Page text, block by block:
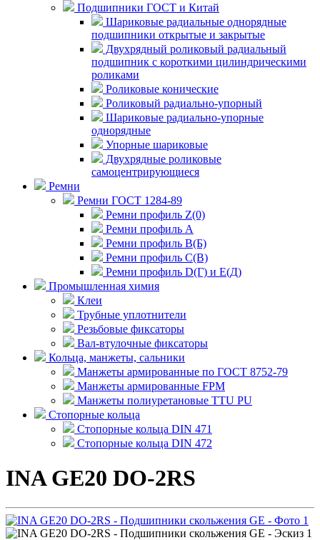
Подшипники ГОСТ и Китай
Шариковые радиальные однорядные
подшипники открытые и закрытые
Двухрядный роликовый радиальный
подшипник с короткими цилиндрическими
роликами
Роликовые конические
Роликовый радиально-упорный
Шариковые радиально-упорные
однорядные
Упорные шариковые
Двухрядные роликовые
самоцентрирующиеся
Ремни
Ремни ГОСТ 1284-89
Ремни профиль Z(0)
Ремни профиль А
Ремни профиль В(Б)
Ремни профиль С(В)
Ремни профиль D(Г) и E(Д)
Промышленная химия
Клеи
Трубные уплотнители
Резьбовые фиксаторы
Вал-втулочные фиксаторы
Кольца, манжеты, сальники
Манжеты армированные по ГОСТ 8752-79
Манжеты армированные FPM
Манжеты полиуретановые TTU PU
Стопорные кольца
Стопорные кольца DIN 471
Стопорные кольца DIN 472
INA GE20 DO-2RS